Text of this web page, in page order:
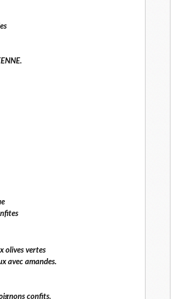
olives vertes
avec amandes.
confits.